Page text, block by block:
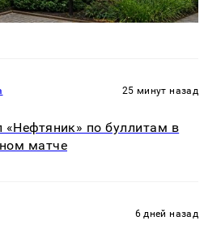
25 минут назад
«Нефтяник» по буллитам в
матче
6 дней назад